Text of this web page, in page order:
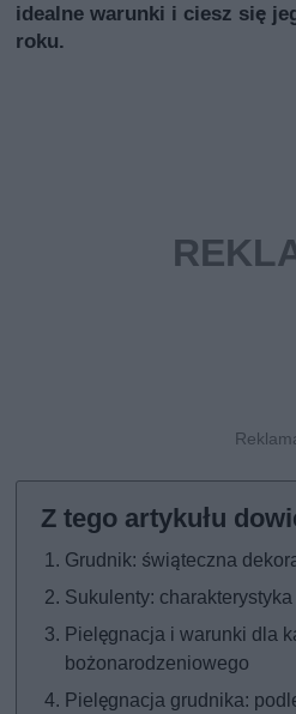
idealne warunki i ciesz się
roku.
Grudnik: świąteczna
Sukulenty:
Pielęgnacja i warunki dla
bożonarodzeniowego
Pielęgnacja grudnika: